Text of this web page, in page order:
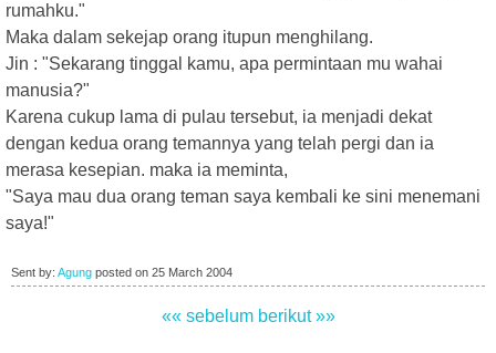
rumahku."
Maka dalam sekejap orang itupun menghilang.
Jin : "Sekarang tinggal kamu, apa permintaan mu wahai
manusia?"
Karena cukup lama di pulau tersebut, ia menjadi dekat
dengan kedua orang temannya yang telah pergi dan ia
merasa kesepian. maka ia meminta,
"Saya mau dua orang teman saya kembali ke sini menemani
saya!"
Sent by: Agung posted on 25 March 2004
«« sebelum berikut »»